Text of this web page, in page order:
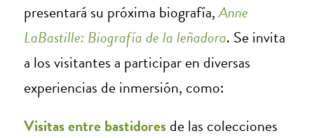
presentará su próxima biografía,Anne
LaBastille: Biografía de la leñadora. Se invita
a los visitantes a participar en diversas
experiencias de inmersión, como:
Visitas entre bastidoresde las colecciones